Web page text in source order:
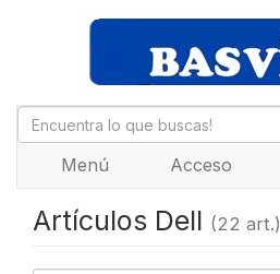
Menú Acceso
Artículos Dell (22 art.)